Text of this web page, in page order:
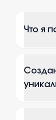
Что я